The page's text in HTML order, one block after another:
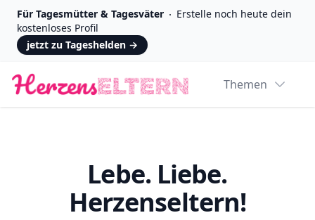
Für Tagesmütter & Tagesväter
Erstelle noch heute dein
kostenloses Profil
jetzt zu Tageshelden →
Logo Themen
Lebe. Liebe.
Herzenseltern!